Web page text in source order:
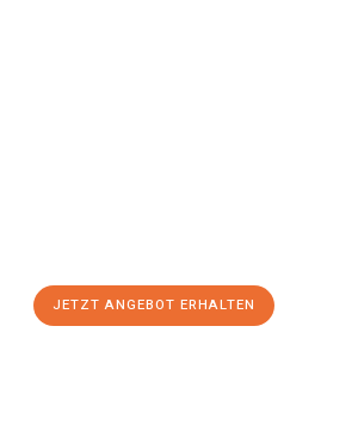
JETZT ANGEBOT ERHALTEN